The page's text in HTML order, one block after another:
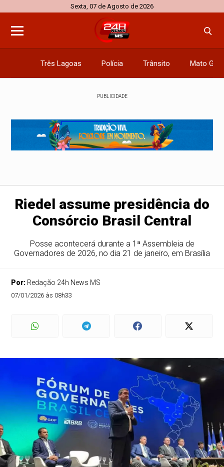
Sexta, 07 de Agosto de 2026
Três Lagoas Polícia Trânsito Mato
PUBLICIDADE
Riedel assume presidência do
Consórcio Brasil Central
Posse acontecerá durante a 1ª Assembleia de
Governadores de 2026, no dia 21 de janeiro, em Brasília
Por: Redação 24h News MS
07/01/2026 às 08h33